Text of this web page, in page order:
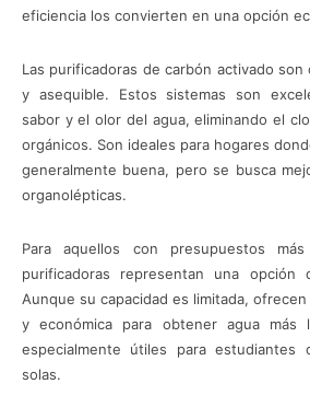
eficiencia los convierten en una opción
Las purificadoras de carbón activado
y asequible. Estos sistemas son
sabor y el olor del agua, eliminando el
orgánicos. Son ideales para hogares
generalmente buena, pero se busca
organolépticas.
Para aquellos con presupuestos
purificadoras representan una opción
Aunque su capacidad es limitada,
y económica para obtener agua más
especialmente útiles para estudiantes
solas.